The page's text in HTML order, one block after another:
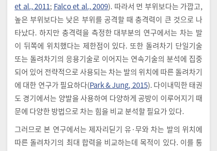
et al., 2011; Falco et al., 2009). 따라서 먼 부위보다는 가깝고,
높은 부위보다는 낮은 부위를 공격할 때 충격력이 큰 것으로 나
타났다. 하지만 충격력을 측정한 대부분의 연구에서는 차는 발
이 뒤쪽에 위치했다는 제한점이 있다. 또한 돌려차기 단일기술
또는 돌려차기의 응용기술로 이어지는 연속기술의 분석에 집중
되어 있어 전략적으로 사용되는 차는 발의 위치에 따른 돌려차기
에 대한 연구가 필요하다(Park & Jung, 2015). 다이내믹한 태권
도 경기에서는 양발을 사용하여 다양하게 공방이 이루어지기 때
문에 다양한 방법으로 차는 힘을 비교 분석할 필요가 있다.
그러므로 본 연구에서는 제자리딛기 유·무와 차는 발의 위치에
따른 돌려차기의 최대 합력을 비교하는데 목적이 있다. 이를 통